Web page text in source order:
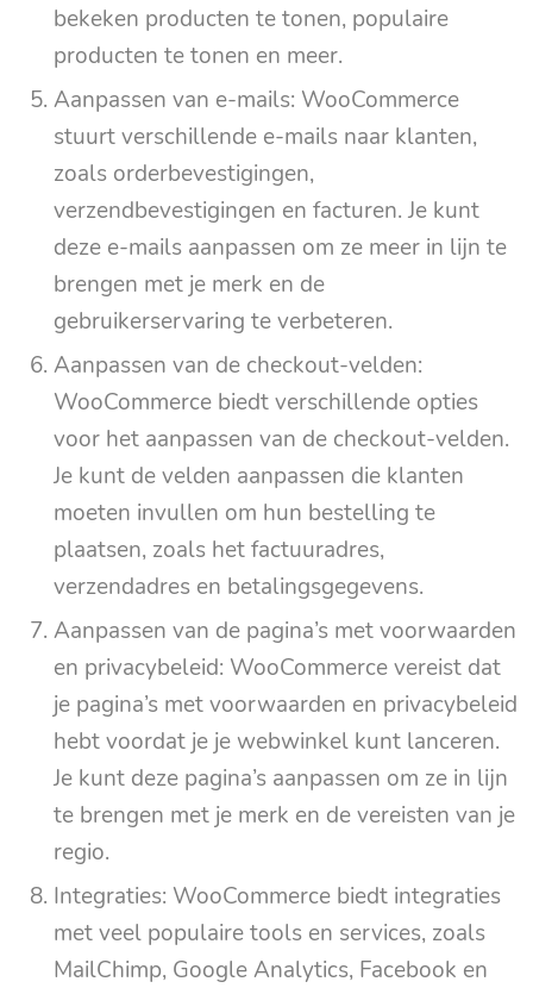
bekeken producten te tonen, populaire
producten te tonen en meer.
Aanpassen van e-mails: WooCommerce
stuurt verschillende e-mails naar klanten,
zoals orderbevestigingen,
verzendbevestigingen en facturen. Je kunt
deze e-mails aanpassen om ze meer in lijn te
brengen met je merk en de
gebruikerservaring te verbeteren.
Aanpassen van de checkout-velden:
WooCommerce biedt verschillende opties
voor het aanpassen van de checkout-velden.
Je kunt de velden aanpassen die klanten
moeten invullen om hun bestelling te
plaatsen, zoals het factuuradres,
verzendadres en betalingsgegevens.
Aanpassen van de pagina’s met voorwaarden
en privacybeleid: WooCommerce vereist dat
je pagina’s met voorwaarden en privacybeleid
hebt voordat je je webwinkel kunt lanceren.
Je kunt deze pagina’s aanpassen om ze in lijn
te brengen met je merk en de vereisten van je
regio.
Integraties: WooCommerce biedt integraties
met veel populaire tools en services, zoals
MailChimp, Google Analytics, Facebook en